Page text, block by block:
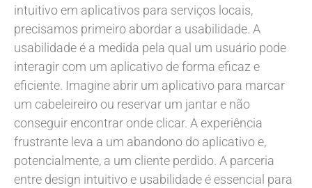
intuitivo em aplicativos para serviços locais,
precisamos primeiro abordar a usabilidade. A
usabilidade é a medida pela qual um usuário pode
interagir com um aplicativo de forma eficaz e
eficiente. Imagine abrir um aplicativo para marcar
um cabeleireiro ou reservar um jantar e não
conseguir encontrar onde clicar. A experiência
frustrante leva a um abandono do aplicativo e,
potencialmente, a um cliente perdido. A parceria
entre design intuitivo e usabilidade é essencial para